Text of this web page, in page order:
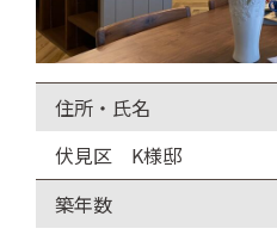
住所・氏名
伏見区 K様邸
築年数